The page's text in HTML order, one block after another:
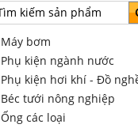
Máy bơm
Phụ kiện ngành nước
Phụ kiện hơi khí - Đồ
Béc tưới nông nghiệp
Ống các loại